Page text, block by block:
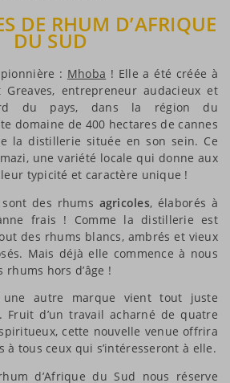
DE RHUM D’AFRIQUE
DU SUD
: Mhoba ! Elle a été créée à
Greaves, entrepreneur audacieux et
du pays, dans la région du
domaine de 400 hectares de cannes
la distillerie située en son sein. Ce
une variété locale qui donne aux
typicité et caractère unique !
des rhums agricoles, élaborés à
frais ! Comme la distillerie est
des rhums blancs, ambrés et vieux
Mais déjà elle commence à nous
hors d’âge !
une autre marque vient tout juste
Fruit d’un travail acharné de quatre
cette nouvelle venue offrira
à tous ceux qui s’intéresseront à elle.
d’Afrique du Sud nous réserve